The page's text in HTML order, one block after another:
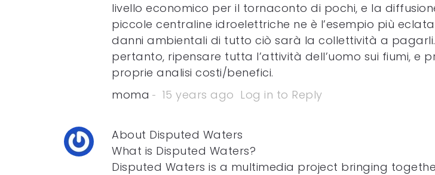
livello economico per il tornaconto di pochi, e la
piccole centraline idroelettriche ne è l’esempio più
danni ambientali di tutto ciò sarà la collettività a pagarli.
pertanto, ripensare tutta l’attività dell’uomo sui fiumi, e
proprie analisi costi/benefici.
moma
15 years ago Log in to Reply
About Disputed Waters
What is Disputed Waters?
Disputed Waters is a multimedia project bringing